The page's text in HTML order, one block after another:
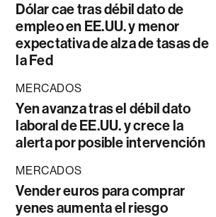
Dólar cae tras débil dato de
empleo en EE.UU. y menor
expectativa de alza de tasas de
la Fed
MERCADOS
Yen avanza tras el débil dato
laboral de EE.UU. y crece la
alerta por posible intervención
MERCADOS
Vender euros para comprar
yenes aumenta el riesgo